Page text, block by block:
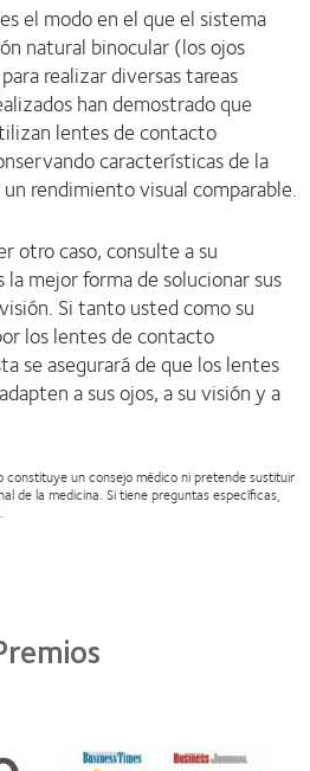
el modo en el que el sistema
natural binocular (los ojos
realizar diversas tareas
han demostrado que
lentes de contacto
características de la
rendimiento visual comparable.
otro caso, consulte a su
la mejor forma de solucionar sus
Si tanto usted como su
los lentes de contacto
se asegurará de que los lentes
a sus ojos, a su visión y a
constituye un consejo médico ni pretende sustituir
de la medicina. Si tiene preguntas específicas,